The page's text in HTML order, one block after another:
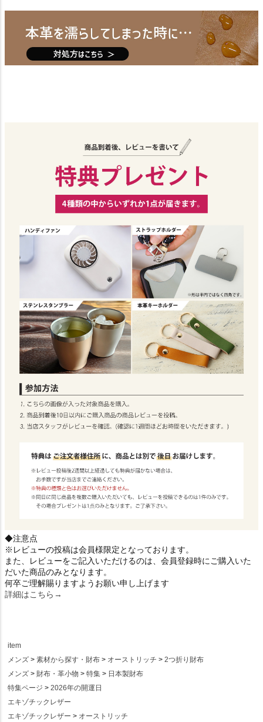
◆注意点
※レビューの投稿は会員様限定となっております。
また、レビューをご記入いただけるのは、会員登録時にご購入いた
だいた商品のみとなります。
何卒ご理解賜りますようお願い申し上げます
詳細はこちら→
item
メンズ
素材から探す・財布 オーストリッチ
2つ折り財布
メンズ
財布・革小物 特集
日本製財布
特集ページ
2026年の開運日
エキゾチックレザー
エキゾチックレザー
オーストリッチ